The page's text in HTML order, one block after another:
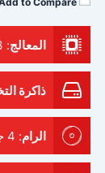
المعالج:
ذاكرة
الرام: 4 جيجابايت